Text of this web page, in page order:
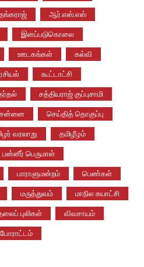
ஆர்.எஸ்.எஸ்
இனப்படுகொலை
ஊடகங்கள் கல்வி
கூட்டாட்சி
சத்தியராஜ் குப்புசாமி
செய்தித் தொகுப்பு
வரலாறு தமிழீழம்
பன்னீர் பெருமாள்
பாராளுமன்றம் பெண்கள்
மருத்துவம் மாநில சுயாட்சி
புலிகள் விவசாயம்